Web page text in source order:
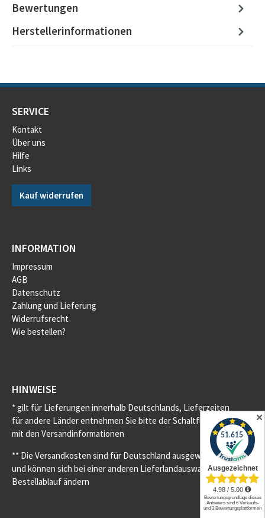
Bewertungen
Herstellerinformationen
SERVICE
Kontakt
Über uns
Hilfe
Links
Kauf widerrufen
INFORMATION
Impressum
AGB
Datenschutz
Zahlung und Lieferung
Widerrufsrecht
Wie bestellen?
HINWEISE
* gilt für Lieferungen innerhalb Deutschlands, Lieferzeiten
für andere Länder entnehmen Sie bitte der Schaltfläche
mit den Versandinformationen
** Die Versandkosten sind für Deutschland ausgewiesen
und können sich bei einer anderen Lieferlandauswahl im
Bestellablauf ändern
✕